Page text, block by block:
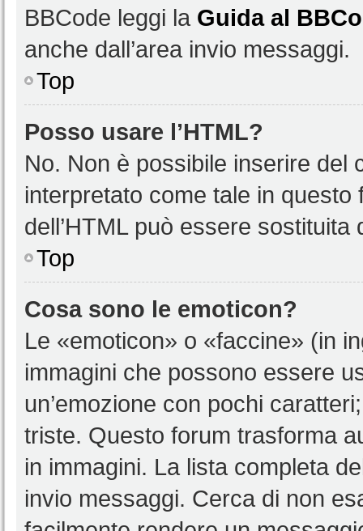
BBCode leggi la Guida al
anche dall’area invio messaggi.
Top
Posso usare l’HTML?
No. Non è possibile inserire del
interpretato come tale in
dell’HTML può essere sostituita
Top
Cosa sono le emoticon?
Le «emoticon» o «faccine» (in
immagini che possono essere
un’emozione con pochi
triste. Questo forum trasforma
in immagini. La lista completa
invio messaggi. Cerca di non